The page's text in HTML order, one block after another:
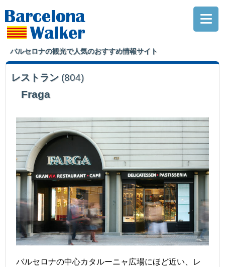
バルセロナの観光で人気のおすすめ情報サイト
レストラン (804)
Fraga
バルセロナの中心カタルーニャ広場にほど近い、レ